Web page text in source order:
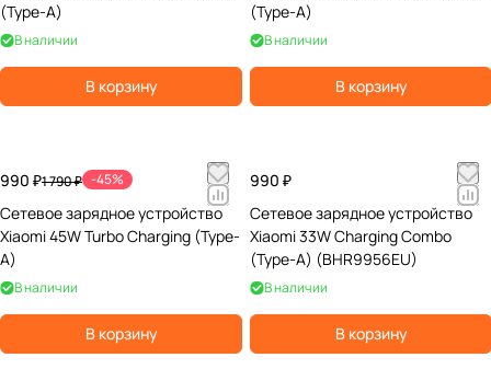
(Type-A)
В наличии
В корзину
(Type-A)
В наличии
В корзину
990 ₽1 790 ₽ -45%
Сетевое зарядное устройство
Xiaomi 45W Turbo Charging (Type-
A)
В наличии
В корзину
990 ₽
Сетевое зарядное устройство
Xiaomi 33W Charging Combo
(Type-A) (BHR9956EU)
В наличии
В корзину